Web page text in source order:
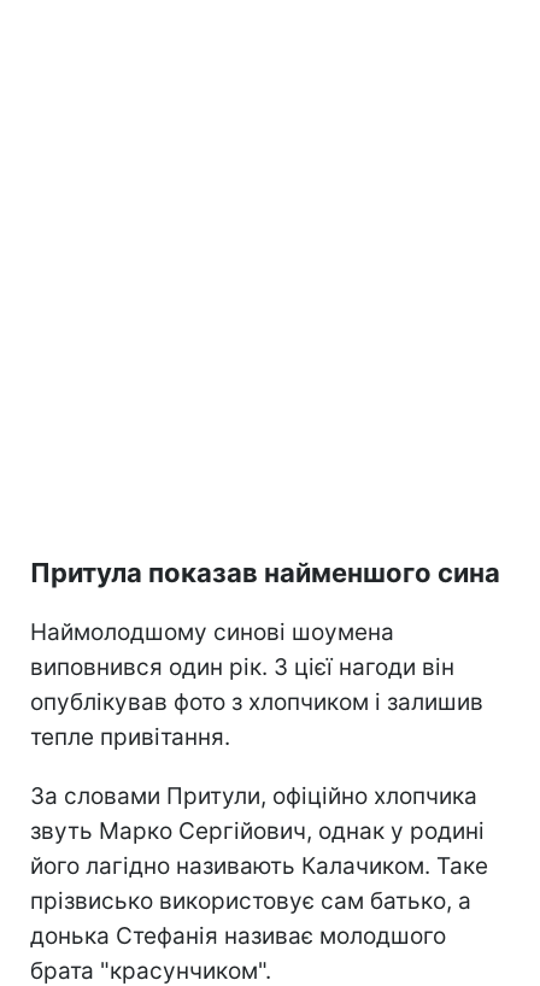
Притула показав найменшого сина
Наймолодшому синові шоумена
виповнився один рік. З цієї нагоди він
опублікував фото з хлопчиком і залишив
тепле привітання.
За словами Притули, офіційно хлопчика
звуть Марко Сергійович, однак у родині
його лагідно називають Калачиком. Таке
прізвисько використовує сам батько, а
донька Стефанія називає молодшого
брата "красунчиком".